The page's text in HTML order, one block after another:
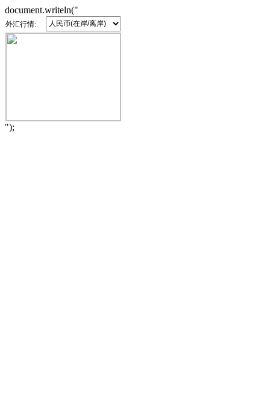
document.writeln("
外汇行情:
");